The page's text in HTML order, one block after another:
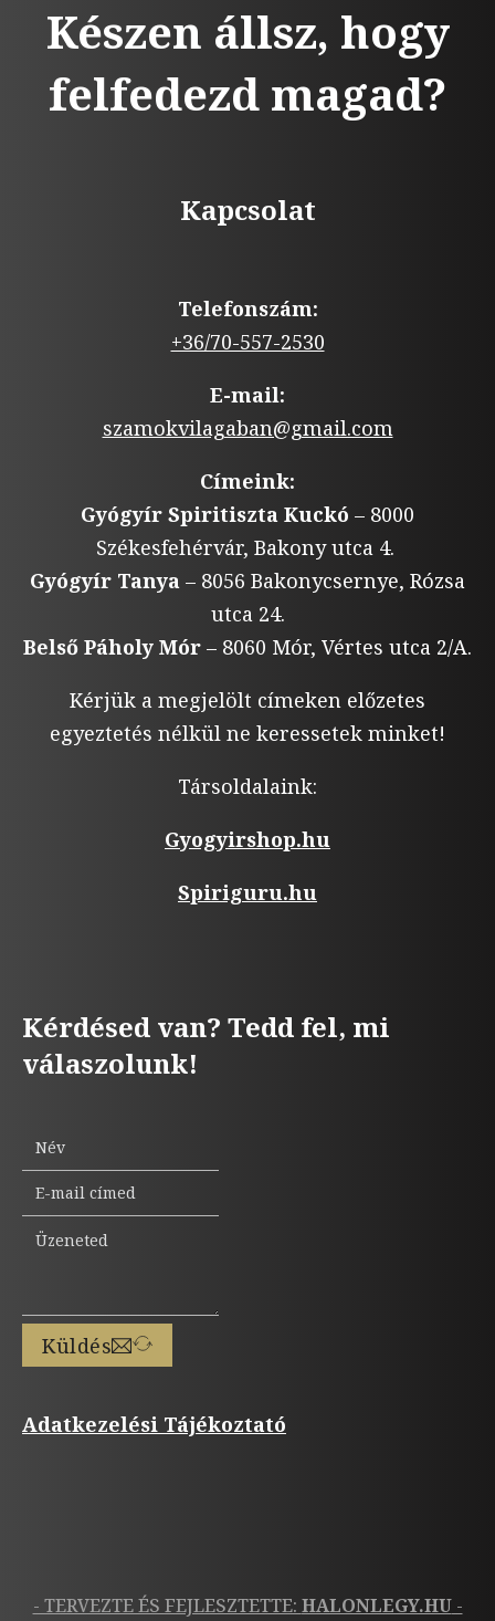
Készen állsz, hogy
felfedezd magad?
Kapcsolat
Telefonszám:
+36/70-557-2530
E-mail:
szamokvilagaban@gmail.com
Címeink:
Gyógyír Spiritiszta Kuckó – 8000
Székesfehérvár, Bakony utca 4.
Gyógyír Tanya – 8056 Bakonycsernye, Rózsa
utca 24.
Belső Páholy Mór – 8060 Mór, Vértes utca 2/A.
Kérjük a megjelölt címeken előzetes
egyeztetés nélkül ne keressetek minket!
Társoldalaink:
Gyogyirshop.hu
Spiriguru.hu
Kérdésed van? Tedd fel, mi
válaszolunk!
Küldés
Adatkezelési Tájékoztató
- TERVEZTE ÉS FEJLESZTETTE: HALONLEGY.HU-